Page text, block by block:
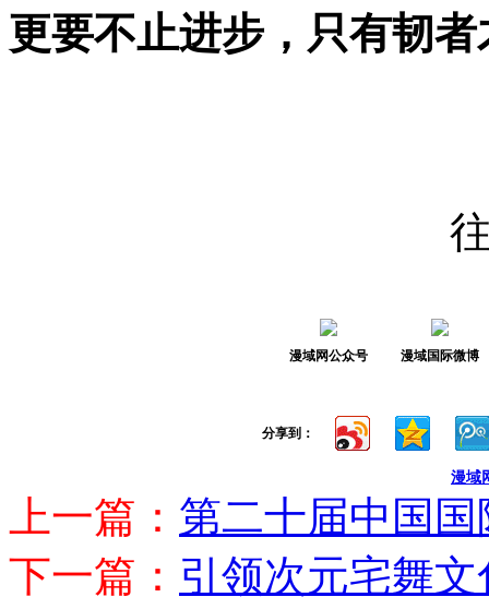
更要不止进步，只有韧
漫域网公众号 漫域国际微博
分享到：
漫域
上一篇： 第二十届中国
下一篇： 引领次元宅舞